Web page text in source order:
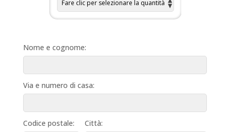
Nome e cognome:
Via e numero di casa:
Codice postale: Città: